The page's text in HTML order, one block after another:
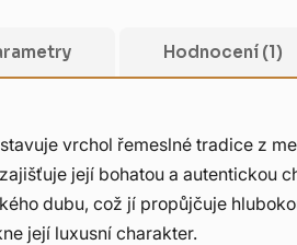
Hodnocení (1)
vrchol řemeslné tradice z
její bohatou a
dubu, což jí propůjčuje
její luxusní charakter.